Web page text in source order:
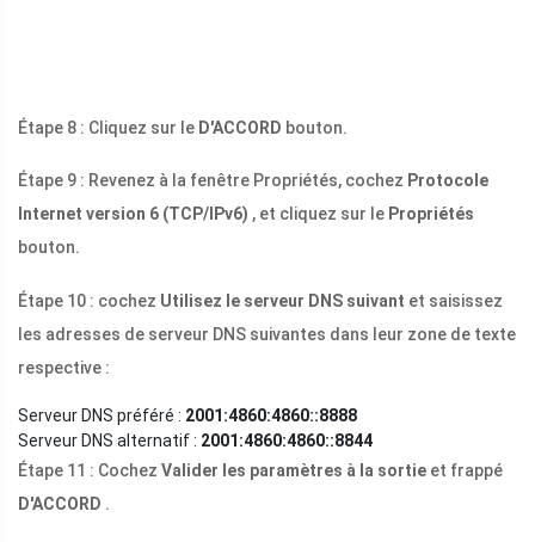
Étape 8 : Cliquez sur le D'ACCORD bouton.
Étape 9 : Revenez à la fenêtre Propriétés, cochez Protocole
Internet version 6 (TCP/IPv6) , et cliquez sur le Propriétés
bouton.
Étape 10 : cochez Utilisez le serveur DNS suivant et saisissez
les adresses de serveur DNS suivantes dans leur zone de texte
respective :
Serveur DNS préféré : 2001:4860:4860::8888
Serveur DNS alternatif : 2001:4860:4860::8844
Étape 11 : Cochez Valider les paramètres à la sortie et frappé
D'ACCORD .